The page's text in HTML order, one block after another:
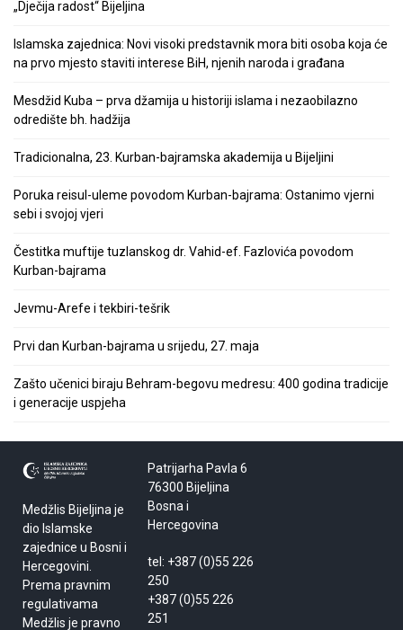
„Dječija radost“ Bijeljina
Islamska zajednica: Novi visoki predstavnik mora biti osoba koja će
na prvo mjesto staviti interese BiH, njenih naroda i građana
Mesdžid Kuba – prva džamija u historiji islama i nezaobilazno
odredište bh. hadžija
Tradicionalna, 23. Kurban-bajramska akademija u Bijeljini
Poruka reisul-uleme povodom Kurban-bajrama: Ostanimo vjerni
sebi i svojoj vjeri
Čestitka muftije tuzlanskog dr. Vahid-ef. Fazlovića povodom
Kurban-bajrama
Jevmu-Arefe i tekbiri-tešrik
Prvi dan Kurban-bajrama u srijedu, 27. maja
Zašto učenici biraju Behram-begovu medresu: 400 godina tradicije
i generacije uspjeha
Medžlis Bijeljina je
dio Islamske
zajednice u Bosni i
Hercegovini.
Prema pravnim
regulativama
Medžlis je pravno
Patrijarha Pavla 6
76300 Bijeljina
Bosna i
Hercegovina
tel: +387 (0)55 226
250
+387 (0)55 226
251